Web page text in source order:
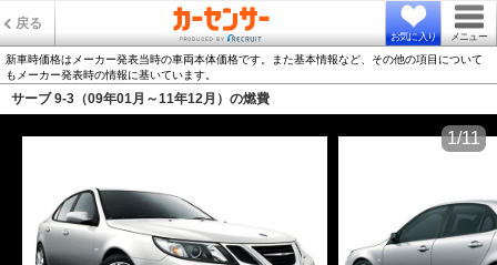
戻る
お気に入り メニュー
新車時価格はメーカー発表当時の車両本体価格です。また基本情報など、その他の項目について
もメーカー発表時の情報に基いています。
サーブ 9-3（09年01月～11年12月）の燃費
1/11